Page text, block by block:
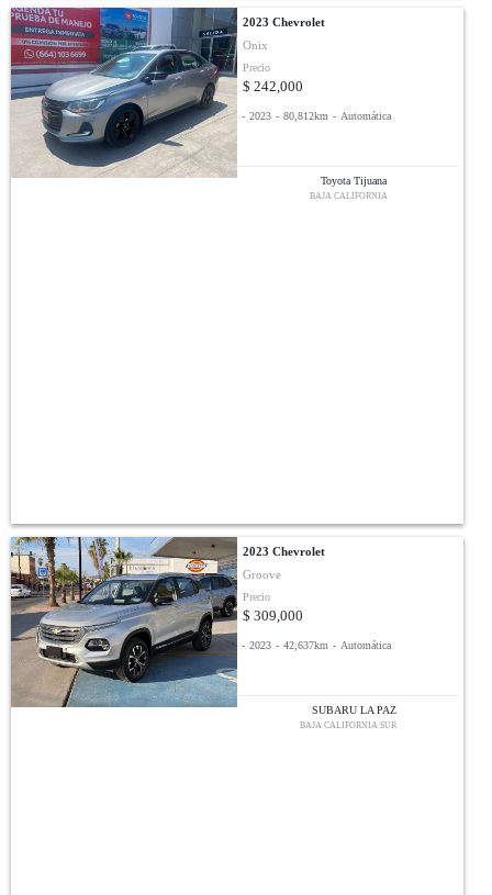
2023 Chevrolet
Onix
Precio
$ 242,000
- 2023 - 80,812km - Automática
Toyota Tijuana
BAJA CALIFORNIA
2023 Chevrolet
Groove
Precio
$ 309,000
- 2023 - 42,637km - Automática
SUBARU LA PAZ
BAJA CALIFORNIA SUR